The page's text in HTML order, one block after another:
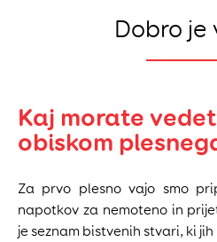
Dobro je
Kaj morate
obiskom
Za prvo plesno vajo smo
napotkov za nemoteno in
je seznam bistvenih stvari, ki